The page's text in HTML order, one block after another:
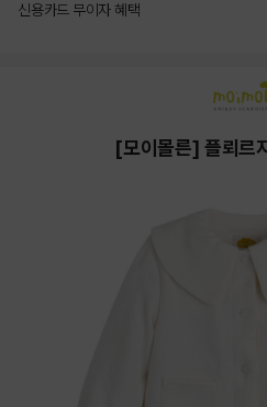
신용카드 무이자 혜택
[모이몰른] 플뢰르